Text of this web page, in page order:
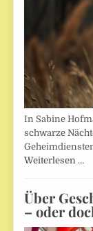
In Sabine
schwarze
Weiterlesen …
Über
– oder